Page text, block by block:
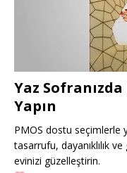
Yaz
Yapın
PMOS dostu seçimlerle
tasarrufu, dayanıklılık
evinizi güzelleştirin.